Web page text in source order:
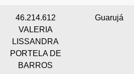
46.214.612
VALERIA
LISSANDRA
PORTELA DE
BARROS
Guarujá